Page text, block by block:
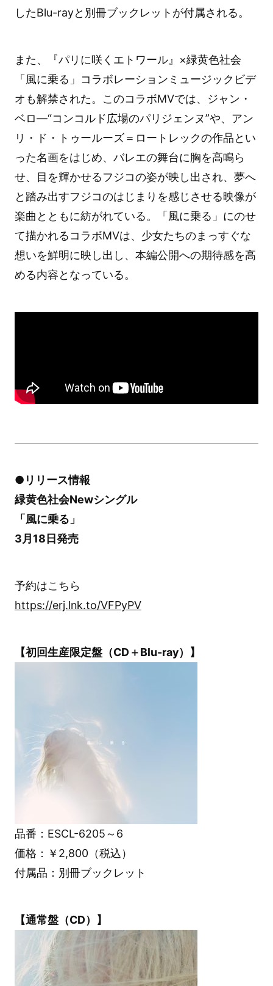
したBlu-rayと別冊ブックレットが付属される。
また、『パリに咲くエトワール』×緑黄色社会
「風に乗る」コラボレーションミュージックビデ
オも解禁された。このコラボMVでは、ジャン・
ベロ―“コンコルド広場のパリジェンヌ”や、アン
リ・ド・トゥールーズ＝ロートレックの作品とい
った名画をはじめ、バレエの舞台に胸を高鳴ら
せ、目を輝かせるフジコの姿が映し出され、夢へ
と踏み出すフジコのはじまりを感じさせる映像が
楽曲とともに紡がれている。「風に乗る」にのせ
て描かれるコラボMVは、少女たちのまっすぐな
想いを鮮明に映し出し、本編公開への期待感を高
める内容となっている。
●リリース情報
緑黄色社会Newシングル
「風に乗る」
3月18日発売
予約はこちら
https://erj.lnk.to/VFPyPV
【初回生産限定盤（CD＋Blu-ray）】
品番：ESCL-6205～6
価格：￥2,800（税込）
付属品：別冊ブックレット
【通常盤（CD）】